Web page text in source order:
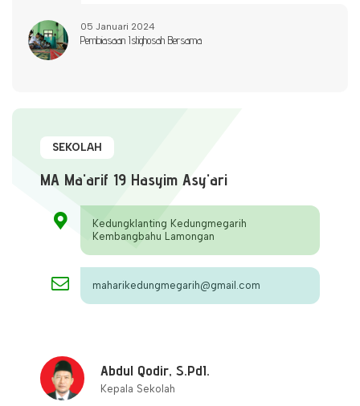
05 Januari 2024
Pembiasaan Istighosah Bersama
SEKOLAH
MA Ma'arif 19 Hasyim Asy'ari
Kedungklanting Kedungmegarih
Kembangbahu Lamongan
maharikedungmegarih@gmail.com
Abdul Qodir, S.PdI.
Kepala Sekolah